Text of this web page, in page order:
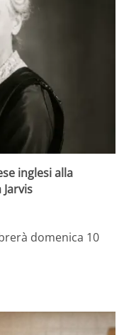
inglesi alla
domenica 10